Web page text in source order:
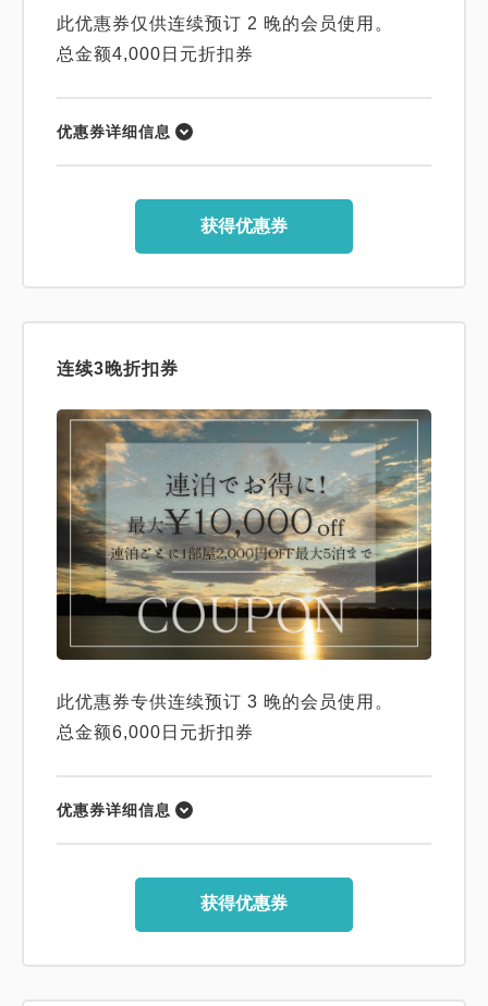
此优惠券仅供连续预订 2 晚的会员使用。
总金额4,000日元折扣券
优惠券详细信息
获得优惠券
连续3晚折扣券
此优惠券专供连续预订 3 晚的会员使用。
总金额6,000日元折扣券
优惠券详细信息
获得优惠券